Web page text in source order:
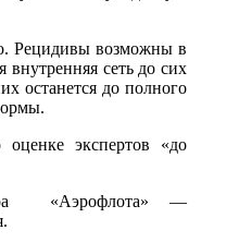
Рецидивы возможны в
сеть до сих
останется до полного
экспертов «до
«Аэрофлота» —